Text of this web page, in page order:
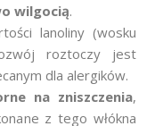
wilgocią.
lanoliny (wosku
roztoczy jest
dla alergików.
na zniszczenia,
z tego włókna